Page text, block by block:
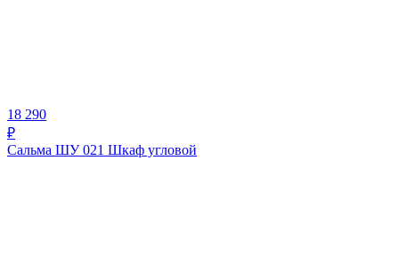
18 290
₽
Сальма ШУ 021 Шкаф угловой